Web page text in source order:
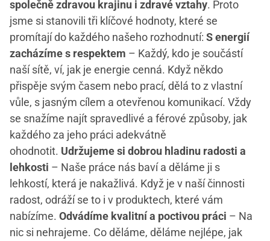
společně zdravou krajinu i zdravé vztahy. Proto
jsme si stanovili tři klíčové hodnoty, které se
promítají do každého našeho rozhodnutí: S energií
zacházíme s respektem – Každý, kdo je součástí
naší sítě, ví, jak je energie cenná. Když někdo
přispěje svým časem nebo prací, dělá to z vlastní
vůle, s jasným cílem a otevřenou komunikací. Vždy
se snažíme najít spravedlivé a férové způsoby, jak
každého za jeho práci adekvátně
ohodnotit. Udržujeme si dobrou hladinu radosti a
lehkosti – Naše práce nás baví a děláme ji s
lehkostí, která je nakažlivá. Když je v naší činnosti
radost, odráží se to i v produktech, které vám
nabízíme. Odvádíme kvalitní a poctivou práci – Na
nic si nehrajeme. Co děláme, děláme nejlépe, jak